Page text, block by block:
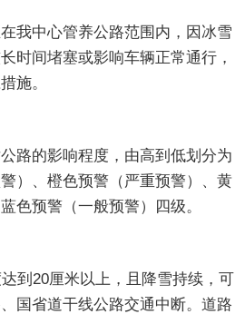
我中心管养公路范围内，因冰雪
时间堵塞或影响车辆正常通行，
施。
路的影响程度，由高到低划分为
）、橙色预警（严重预警）、黄
色预警（一般预警）四级。
到20厘米以上，且降雪持续，可
国省道干线公路交通中断。道路